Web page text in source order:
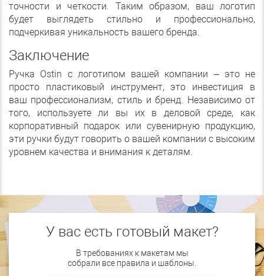
точности и четкости. Таким образом, ваш логотип
будет выглядеть стильно и профессионально,
подчеркивая уникальность вашего бренда.
Заключение
Ручка Ostin с логотипом вашей компании – это не
просто пластиковый инструмент, это инвестиция в
ваш профессионализм, стиль и бренд. Независимо от
того, используете ли вы их в деловой среде, как
корпоративный подарок или сувенирную продукцию,
эти ручки будут говорить о вашей компании с высоким
уровнем качества и внимания к деталям.
У вас есть готовый макет?
В требованиях к макетам мы
собрали все правила и шаблоны.